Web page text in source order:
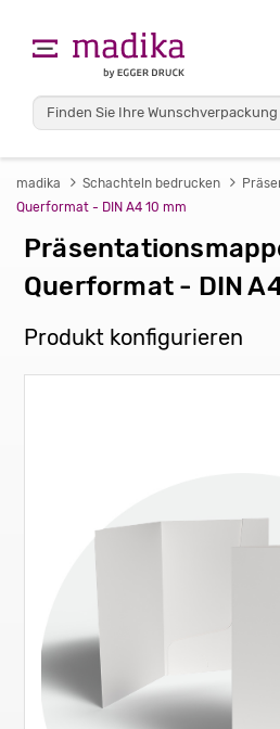
madika Schachteln bedrucken
Querformat - DIN A4 10 mm
Querformat - DIN
Produkt konfigurieren